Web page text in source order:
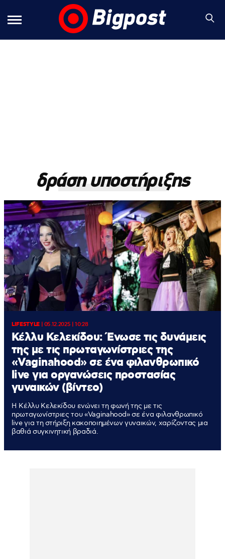
δράση υποστήριξης
LIFESTYLE| 05.12.2025 | 10:28
Κέλλυ Κελεκίδου: Ένωσε τις δυνάμεις
της με τις πρωταγωνίστριες της
«Vaginahood» σε ένα φιλανθρωπικό
live για οργανώσεις προστασίας
γυναικών (βίντεο)
Η Κέλλυ Κελεκίδου ενώνει τη φωνή της με τις
πρωταγωνίστριες του «Vaginahood» σε ένα φιλανθρωπικό
live για τη στήριξη κακοποιημένων γυναικών, χαρίζοντας μια
βαθιά συγκινητική βραδιά.